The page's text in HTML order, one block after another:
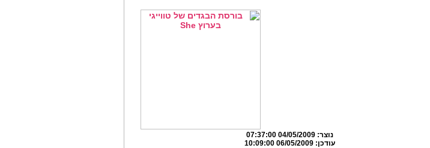
נוצר:04/05/2009 07:37:00
עודכן:06/05/2009 10:09:00